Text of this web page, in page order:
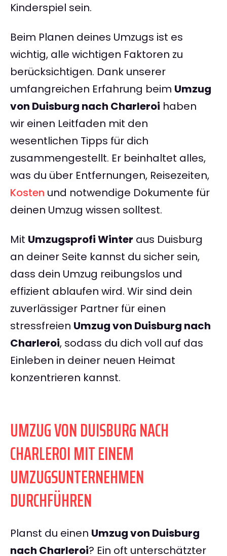
Kinderspiel sein.
Beim Planen deines Umzugs ist es
wichtig, alle wichtigen Faktoren zu
berücksichtigen. Dank unserer
umfangreichen Erfahrung beim Umzug
von Duisburg nach Charleroi haben
wir einen Leitfaden mit den
wesentlichen Tipps für dich
zusammengestellt. Er beinhaltet alles,
was du über Entfernungen, Reisezeiten,
Kosten und notwendige Dokumente für
deinen Umzug wissen solltest.
Mit Umzugsprofi Winter aus Duisburg
an deiner Seite kannst du sicher sein,
dass dein Umzug reibungslos und
effizient ablaufen wird. Wir sind dein
zuverlässiger Partner für einen
stressfreien Umzug von Duisburg nach
Charleroi, sodass du dich voll auf das
Einleben in deiner neuen Heimat
konzentrieren kannst.
UMZUG VON DUISBURG NACH
CHARLEROI MIT EINEM
UMZUGSUNTERNEHMEN
DURCHFÜHREN
Planst du einen Umzug von Duisburg
nach Charleroi? Ein oft unterschätzter